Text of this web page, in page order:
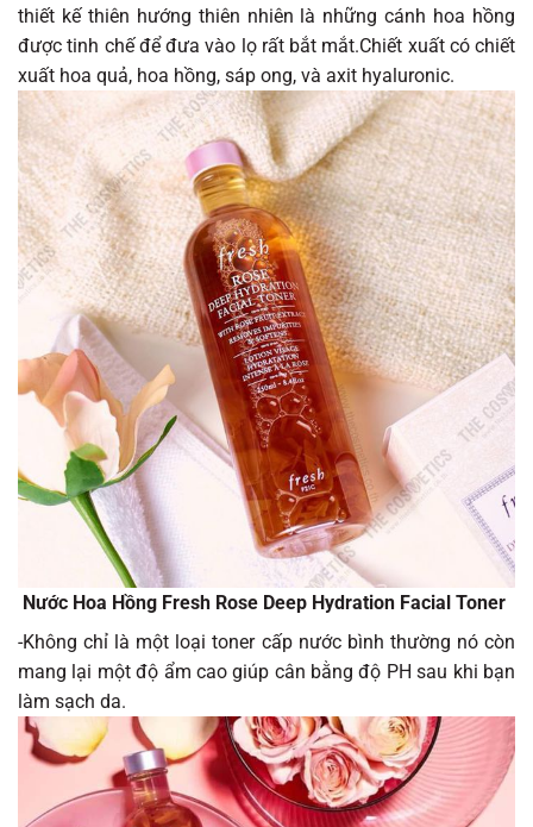
thiết kế thiên hướng thiên nhiên là những cánh hoa hồng
được tinh chế để đưa vào lọ rất bắt mắt.Chiết xuất có chiết
xuất hoa quả, hoa hồng, sáp ong, và axit hyaluronic.
Nước Hoa Hồng Fresh Rose Deep Hydration Facial Toner
-Không chỉ là một loại toner cấp nước bình thường nó còn
mang lại một độ ẩm cao giúp cân bằng độ PH sau khi bạn
làm sạch da.